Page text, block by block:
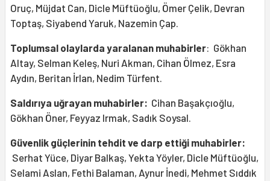
Oruç, Müjdat Can, Dicle Müftüoğlu, Ömer Çelik, Devran
Toptaş, Siyabend Yaruk, Nazemin Çap.
Toplumsal olaylarda yaralanan muhabirler: Gökhan
Altay, Selman Keleş, Nuri Akman, Cihan Ölmez, Esra
Aydın, Beritan İrlan, Nedim Türfent.
Saldırıya uğrayan muhabirler: Cihan Başakçıoğlu,
Gökhan Öner, Feyyaz Irmak, Sadık Soysal.
Güvenlik güçlerinin tehdit ve darp ettiği muhabirler:
Serhat Yüce, Diyar Balkaş, Yekta Yöyler, Dicle Müftüoğlu,
Selami Aslan, Fethi Balaman, Aynur İnedi, Mehmet Sıddık